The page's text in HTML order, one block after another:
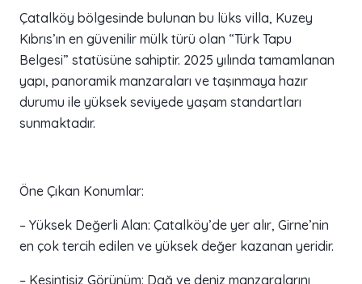
Çatalköy bölgesinde bulunan bu lüks villa, Kuzey
Kıbrıs’ın en güvenilir mülk türü olan “Türk Tapu
Belgesi” statüsüne sahiptir. 2025 yılında tamamlanan
yapı, panoramik manzaraları ve taşınmaya hazır
durumu ile yüksek seviyede yaşam standartları
sunmaktadır.
Öne Çıkan Konumlar:
– Yüksek Değerli Alan: Çatalköy’de yer alır, Girne’nin
en çok tercih edilen ve yüksek değer kazanan yeridir.
– Kesintisiz Görünüm: Dağ ve deniz manzaralarını